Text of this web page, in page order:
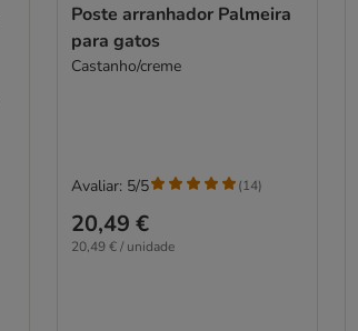
Poste arranhador Palmeira
para gatos
Castanho/creme
20,49 €
20,49 € / unidade
Avaliar: 5/5 (14)